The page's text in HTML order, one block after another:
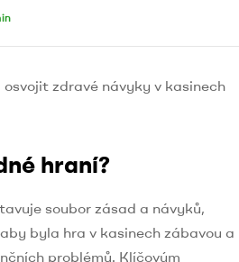
zdravé návyky v kasinech
hraní?
soubor zásad a návyků,
byla hra v kasinech zábavou a
problémů. Klíčovým